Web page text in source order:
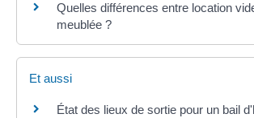
Quelles différences entre location
meublée ?
Et aussi
État des lieux de sortie pour un bail